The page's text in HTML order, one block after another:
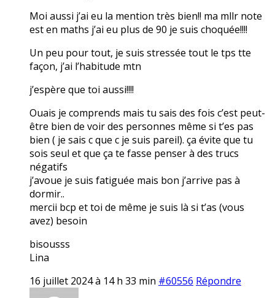
Moi aussi j’ai eu la mention très bien!! ma mllr note
est en maths j’ai eu plus de 90 je suis choquée!!!!
Un peu pour tout, je suis stressée tout le tps tte
façon, j’ai l’habitude mtn
j’espère que toi aussi!!!!
Ouais je comprends mais tu sais des fois c’est peut-
être bien de voir des personnes même si t’es pas
bien ( je sais c que c je suis pareil). ça évite que tu
sois seul et que ça te fasse penser à des trucs
négatifs
j’avoue je suis fatiguée mais bon j’arrive pas à
dormir..
mercii bcp et toi de même je suis là si t’as (vous
avez) besoin
bisousss
Lina
16 juillet 2024 à 14 h 33 min #60556 Répondre